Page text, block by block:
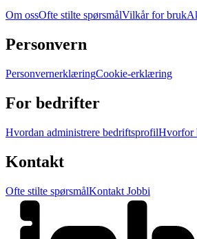
Om ossOfte stilte spørsmålVilkår for bruk
Personvern
PersonvernerklæringCookie-erklæring
For bedrifter
Hvordan administrere bedriftsprofilHvorfor
Kontakt
Ofte stilte spørsmålKontakt Jobbi